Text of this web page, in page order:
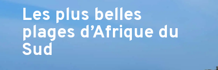
Les plus belles
plages d’Afrique du
Sud